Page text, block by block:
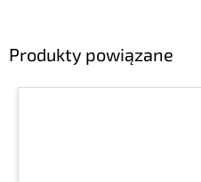
Produkty powiązane